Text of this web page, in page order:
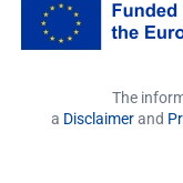
The
a Disclaimerand